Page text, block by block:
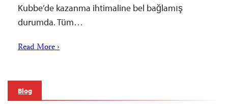
Kubbe’de kazanma ihtimaline bel bağlamış
durumda. Tüm…
Read More ›
Blog